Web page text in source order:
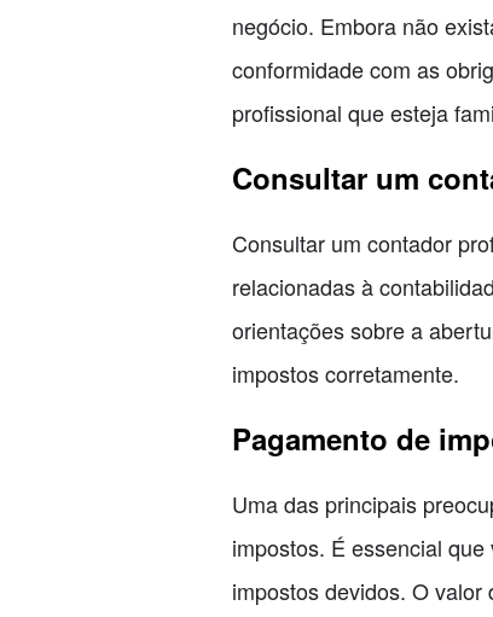
negócio. Embora não
conformidade com as
profissional que esteja
Consultar um
Consultar um contador
relacionadas à
orientações sobre a
impostos corretamente.
Pagamento de
Uma das principais
impostos. É essencial
impostos devidos. O